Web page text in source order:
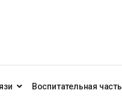
Воспитательная часть